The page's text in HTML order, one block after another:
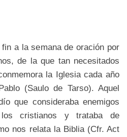
a la semana de oración por
de la que tan necesitados
la Iglesia cada año
(Saulo de Tarso). Aquel
que consideraba enemigos
cristianos y trataba de
nos relata la Biblia (Cfr. Act